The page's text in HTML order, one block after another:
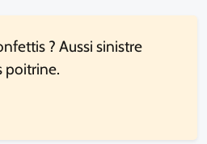
? Aussi sinistre
poitrine.